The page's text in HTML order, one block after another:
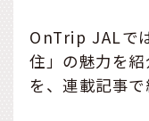
OnTrip JALで
住」の魅力を
を、連載記事で